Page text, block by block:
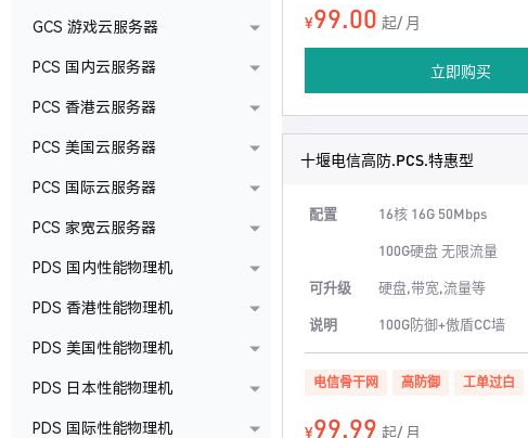
GCS 游戏云服务器
PCS 国内云服务器
PCS 香港云服务器
PCS 美国云服务器
PCS 国际云服务器
PCS 家宽云服务器
PDS 国内性能物理机
PDS 香港性能物理机
PDS 美国性能物理机
PDS 日本性能物理机
PDS 国际性能物理机
¥99.00 起/ 月
立即购买
十堰电信高防.PCS.特惠型
配置 16核 16G 50Mbps
100G硬盘 无限流量
可升级
硬盘,带宽,流量等
说明
100G防御+傲盾CC墙
电信骨干网 高防御 工单过白
¥99.99 起/ 月